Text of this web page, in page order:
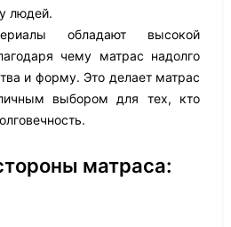
людей.
обладают высокой
чему матрас надолго
и форму. Это делает матрас
выбором для тех, кто
матраса: